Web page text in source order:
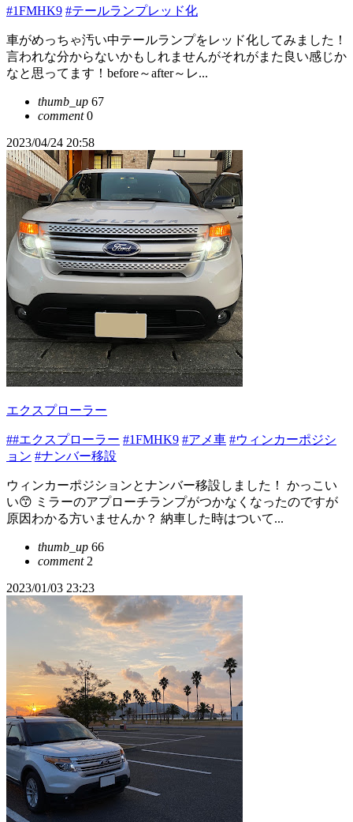
#1FMHK9 #テールランプレッド化
車がめっちゃ汚い中テールランプをレッド化してみました！
言われな分からないかもしれませんがそれがまた良い感じか
なと思ってます！before～after～レ...
thumb_up 67
comment0
2023/04/24 20:58
エクスプローラー
##エクスプローラー #1FMHK9 #アメ車 #ウィンカーポジシ
ョン #ナンバー移設
ウィンカーポジションとナンバー移設しました！ かっこい
い😙 ミラーのアプローチランプがつかなくなったのですが
原因わかる方いませんか？ 納車した時はついて...
thumb_up 66
comment2
2023/01/03 23:23